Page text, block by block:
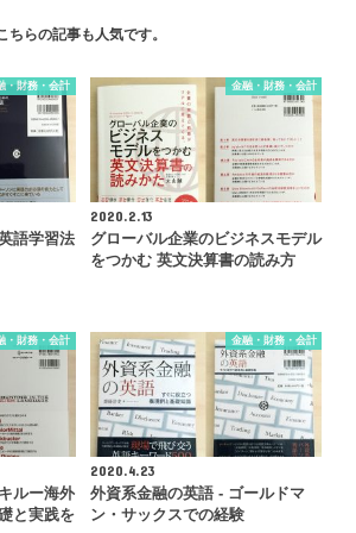
ちらの記事も人気です。
・財務・会計
語学習法
金融・財務・会計
2020.2.13
グローバル企業のビジネスモデル
をつかむ 英文決算書の読み方
・財務・会計
ルー海外
と実践を
金融・財務・会計
2020.4.23
外資系金融の英語 - ゴールドマ
ン・サックスでの経験